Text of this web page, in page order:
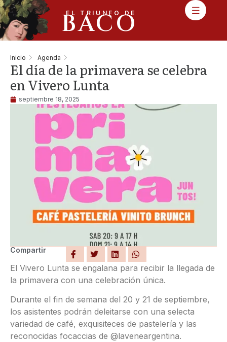
EL TRIUNFO DE
BACO
Inicio Agenda
El día de la primavera se celebra
en Vivero Lunta
septiembre 18, 2025
Compartir
El Vivero Lunta se engalana para recibir la llegada de
la primavera con una celebración única.
Durante el fin de semana del 20 y 21 de septiembre,
los asistentes podrán deleitarse con una selecta
variedad de café, exquisiteces de pastelería y las
reconocidas focaccias de @laveneargentina.